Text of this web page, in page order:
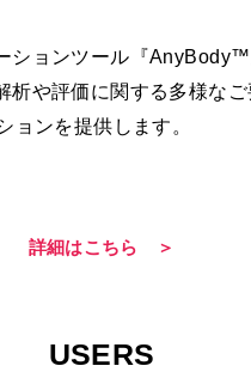
ションツール『
析や評価に関する多様な
ョンを提供します。
詳細はこちら ＞
USERS